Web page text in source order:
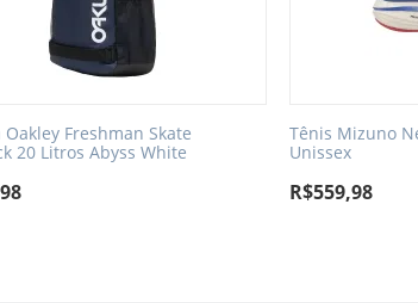
Freshman Skate
20 Litros Abyss White
Tênis Mizuno
Unissex
R$559,98